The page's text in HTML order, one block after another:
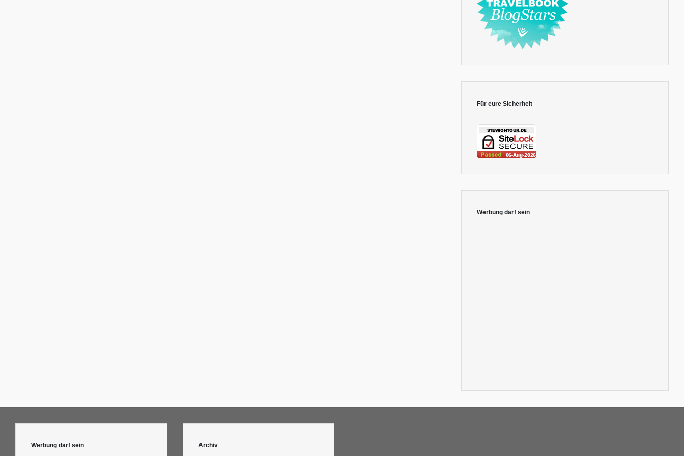
Für eure SIcherheit
Werbung darf sein
Werbung darf sein Archiv